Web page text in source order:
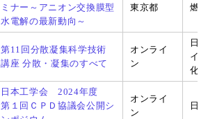
ミナー～アニオン交換膜型
水電解の最新動向～
東京都 燃
第11回分散凝集科学技術
講座 分散・凝集のすべて
オンライ
ン
日
イ
化
日本工学会 2024年度
第１回ＣＰＤ協議会公開シ
オンライ
ン
日